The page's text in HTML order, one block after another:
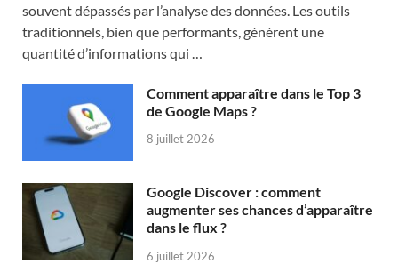
souvent dépassés par l’analyse des données. Les outils
traditionnels, bien que performants, génèrent une
quantité d’informations qui …
Comment apparaître dans le Top 3
de Google Maps ?
8 juillet 2026
Google Discover : comment
augmenter ses chances d’apparaître
dans le flux ?
6 juillet 2026